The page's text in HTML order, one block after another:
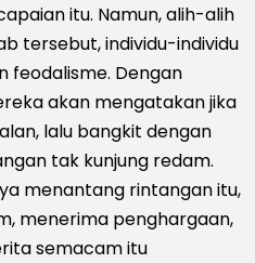
itu. Namun, alih-alih
tersebut, individu-individu
feodalisme. Dengan
akan mengatakan jika
lalu bangkit dengan
tak kunjung redam.
menantang rintangan itu,
menerima penghargaan,
semacam itu